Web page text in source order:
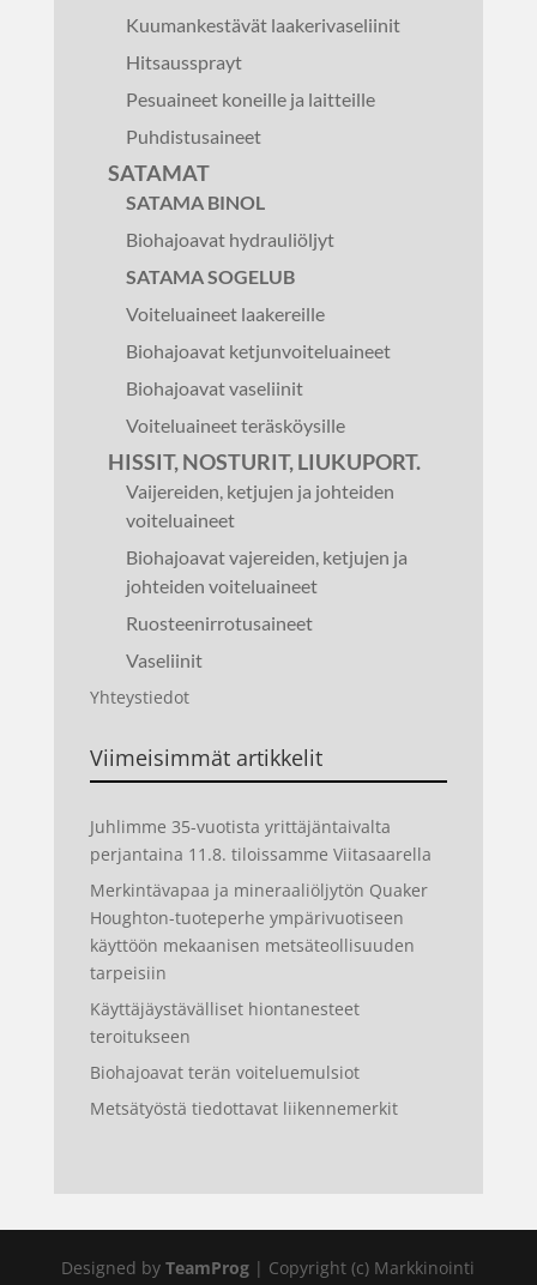
Kuumankestävät laakerivaseliinit
Hitsaussprayt
Pesuaineet koneille ja laitteille
Puhdistusaineet
SATAMAT
SATAMA BINOL
Biohajoavat hydrauliöljyt
SATAMA SOGELUB
Voiteluaineet laakereille
Biohajoavat ketjunvoiteluaineet
Biohajoavat vaseliinit
Voiteluaineet teräsköysille
HISSIT, NOSTURIT, LIUKUPORT.
Vaijereiden, ketjujen ja johteiden
voiteluaineet
Biohajoavat vajereiden, ketjujen ja
johteiden voiteluaineet
Ruosteenirrotusaineet
Vaseliinit
Yhteystiedot
Viimeisimmät artikkelit
Juhlimme 35-vuotista yrittäjäntaivalta
perjantaina 11.8. tiloissamme Viitasaarella
Merkintävapaa ja mineraaliöljytön Quaker
Houghton-tuoteperhe ympärivuotiseen
käyttöön mekaanisen metsäteollisuuden
tarpeisiin
Käyttäjäystävälliset hiontanesteet
teroitukseen
Biohajoavat terän voiteluemulsiot
Metsätyöstä tiedottavat liikennemerkit
Designed byTeamProg | Copyright (c) Markkinointi